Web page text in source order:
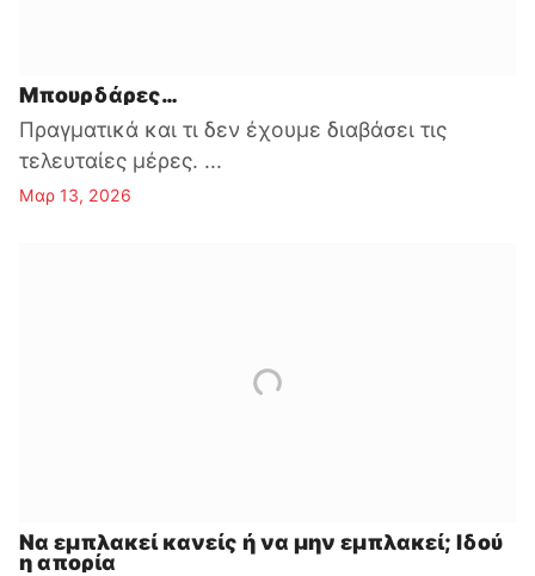
Μπουρδάρες…
Πραγματικά και τι δεν έχουμε διαβάσει τις
τελευταίες μέρες. ...
Μαρ 13, 2026
Να εμπλακεί κανείς ή να μην εμπλακεί; Ιδού
η απορία